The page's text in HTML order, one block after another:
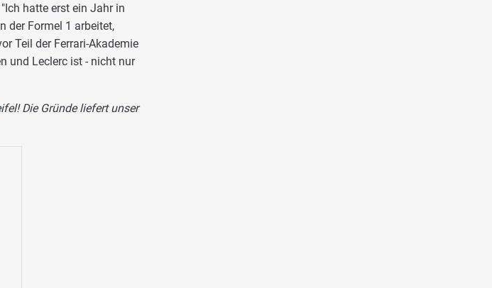
hatte erst ein Jahr in
der Formel 1 arbeitet,
Teil der Ferrari-Akademie
und Leclerc ist - nicht nur
Die Gründe liefert unser